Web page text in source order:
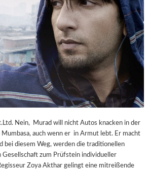
Nein, Murad will nicht Autos knacken in der
auch wenn er in Armut lebt. Er macht
bei diesem Weg, werden die traditionellen
Gesellschaft zum Prüfstein individueller
Zoya Akthar gelingt eine mitreißende